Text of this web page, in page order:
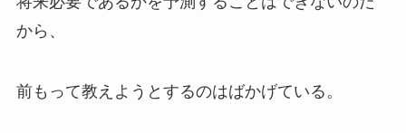
から、
前もって教えようとするのはばかげている。